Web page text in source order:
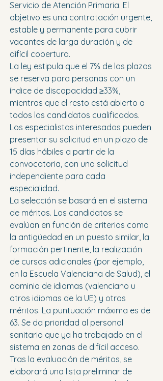
Servicio de Atención Primaria. El
objetivo es una contratación urgente,
estable y permanente para cubrir
vacantes de larga duración y de
difícil cobertura.
La ley estipula que el 7% de las plazas
se reserva para personas con un
índice de discapacidad ≥33%,
mientras que el resto está abierto a
todos los candidatos cualificados.
Los especialistas interesados ​​pueden
presentar su solicitud en un plazo de
15 días hábiles a partir de la
convocatoria, con una solicitud
independiente para cada
especialidad.
La selección se basará en el sistema
de méritos. Los candidatos se
evalúan en función de criterios como
la antigüedad en un puesto similar, la
formación pertinente, la realización
de cursos adicionales (por ejemplo,
en la Escuela Valenciana de Salud), el
dominio de idiomas (valenciano u
otros idiomas de la UE) y otros
méritos. La puntuación máxima es de
63. Se da prioridad al personal
sanitario que ya ha trabajado en el
sistema en zonas de difícil acceso.
Tras la evaluación de méritos, se
elaborará una lista preliminar de